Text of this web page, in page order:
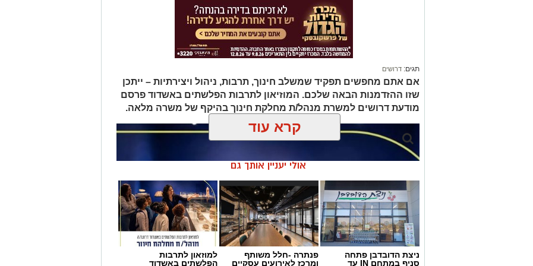
‏כדי לעקוב אחרי הערוץ גן יבנה נט ב-WhatsApp לחצו כאן
תגים: דרושים
אם אתם מחפשים תפקיד שמשלב חינוך, תרבות, ניהול ויצירתיות – ייתכן
שזו ההזדמנות הבאה שלכם. המוזיאון לתרבות הפלשתים באשדוד פרסם
מודעת דרושים למשרת מנהל/ת מחלקת חינוך בהיקף של משרה מלאה.
קרא עוד
אולי יעניין אותך גם
ניצת הדובדבן פתחה
סניף במתחם IN עד
פנתרה -חלל משותף
ומרכז לאירועים עסקיים
למוזאון לתרבות
הפלשתים באשדוד